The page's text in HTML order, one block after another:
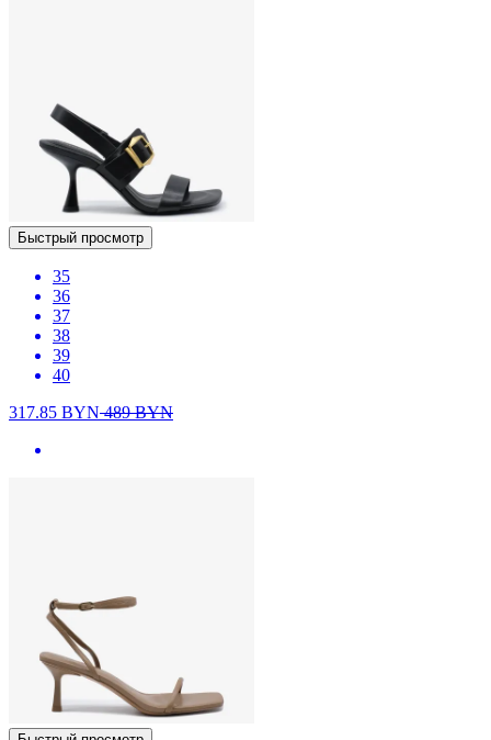
Быстрый просмотр
35
36
37
38
39
40
317.85 BYN489BYN